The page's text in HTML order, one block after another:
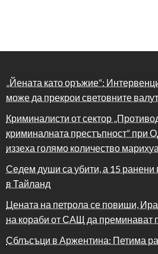
„Йената като оръжие“:
може да прекрои световните
Криминалисти от сектор
криминалната престъпност“
иззеха голямо количество
Седем души са убити, а 15 ранени
в Тайланд
Цената на петрола се повиши,
на кораби от САЩ да преминават
Сблъсъци в Аржентина: Петима